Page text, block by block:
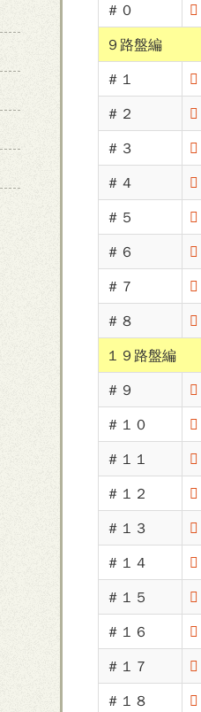
＃０
９路盤編
＃１
＃２
＃３
＃４
＃５
＃６
＃７
＃８
１９路盤編
＃９
＃１０
＃１１
＃１２
＃１３
＃１４
＃１５
＃１６
＃１７
＃１８